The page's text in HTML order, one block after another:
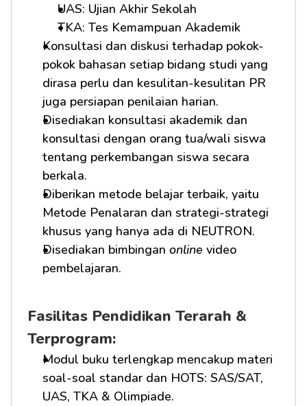
UAS: Ujian Akhir Sekolah
TKA: Tes Kemampuan Akademik
Konsultasi dan diskusi terhadap pokok-
pokok bahasan setiap bidang studi yang
dirasa perlu dan kesulitan-kesulitan PR
juga persiapan penilaian harian.
Disediakan konsultasi akademik dan
konsultasi dengan orang tua/wali siswa
tentang perkembangan siswa secara
berkala.
Diberikan metode belajar terbaik, yaitu
Metode Penalaran dan strategi-strategi
khusus yang hanya ada di NEUTRON.
Disediakan bimbingan online video
pembelajaran.
Fasilitas Pendidikan Terarah &
Terprogram:
Modul buku terlengkap mencakup materi
soal-soal standar dan HOTS: SAS/SAT,
UAS, TKA & Olimpiade.